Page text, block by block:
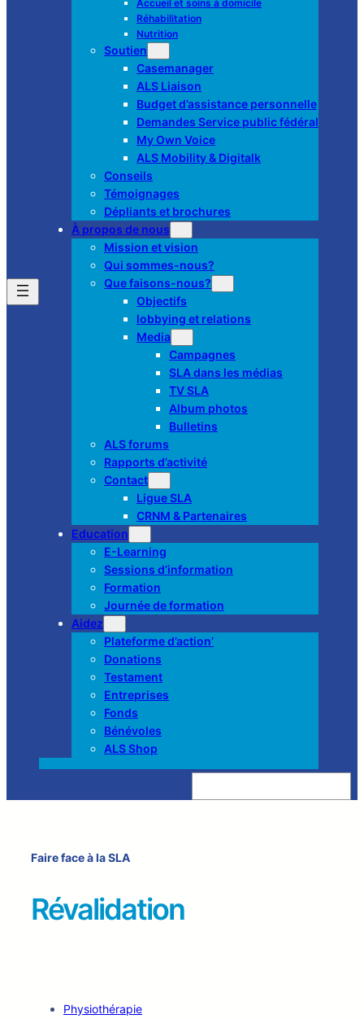
Accueil et soins à domicile
Réhabilitation
Nutrition
Soutien
Casemanager
ALS Liaison
Budget d’assistance personnelle
Demandes Service public fédéral
My Own Voice
ALS Mobility & Digitalk
Conseils
Témoignages
Dépliants et brochures
À propos de nous
Mission et vision
Qui sommes-nous?
Que faisons-nous?
Objectifs
lobbying et relations
Media
Campagnes
SLA dans les médias
TV SLA
Album photos
Bulletins
ALS forums
Rapports d’activité
Contact
Ligue SLA
CRNM & Partenaires
Education
E-Learning
Sessions d’information
Formation
Journée de formation
Aidez
Plateforme d’action’
Donations
Testament
Entreprises
Fonds
Bénévoles
ALS Shop
Z
e
Faire face à la SLA
Révalidation
Physiothérapie